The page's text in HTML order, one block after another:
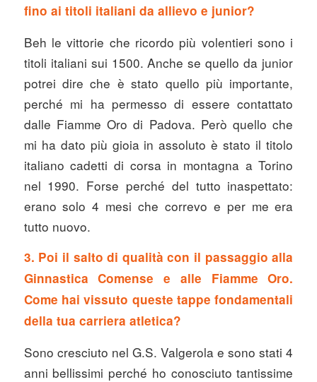
fino ai titoli italiani da allievo e junior?
Beh le vittorie che ricordo più volentieri sono i
titoli italiani sui 1500. Anche se quello da junior
potrei dire che è stato quello più importante,
perché mi ha permesso di essere contattato
dalle Fiamme Oro di Padova. Però quello che
mi ha dato più gioia in assoluto è stato il titolo
italiano cadetti di corsa in montagna a Torino
nel 1990. Forse perché del tutto inaspettato:
erano solo 4 mesi che correvo e per me era
tutto nuovo.
3. Poi il salto di qualità con il passaggio alla
Ginnastica Comense e alle Fiamme Oro.
Come hai vissuto queste tappe fondamentali
della tua carriera atletica?
Sono cresciuto nel G.S. Valgerola e sono stati 4
anni bellissimi perché ho conosciuto tantissime